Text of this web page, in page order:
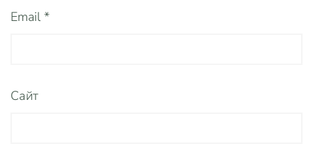
Email *
Сайт